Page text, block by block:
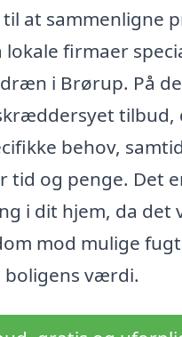
at sammenligne
firmaer
i Brørup. På
tilbud,
behov,
tid og penge. Det
i dit hjem, da det
mod mulige
værdi.